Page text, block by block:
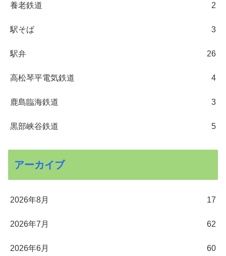
養老鉄道 2
駅そば 3
駅弁 26
高松琴平電気鉄道 4
鹿島臨海鉄道 3
黒部峡谷鉄道 5
アーカイブ
2026年8月 17
2026年7月 62
2026年6月 60